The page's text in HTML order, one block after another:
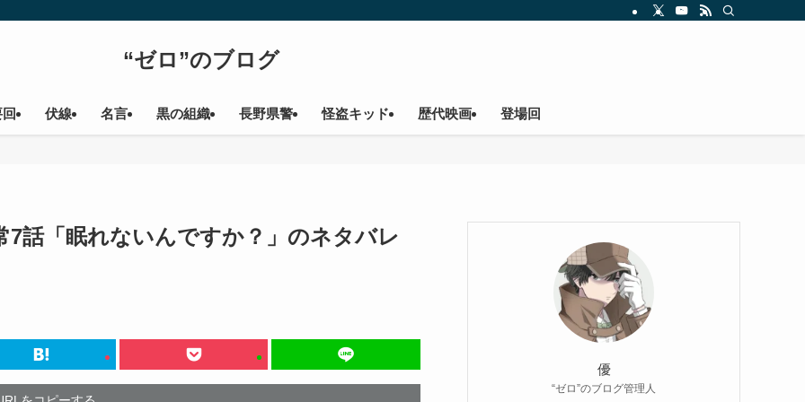
“ゼロ”のブログ
伏線 名言 黒の組織 長野県警 怪盗キッド 歴代映画 登場回
話「眠れないんですか？」のネタバレ
優
“ゼロ”のブログ管理人